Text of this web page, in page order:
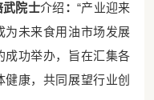
武院士介绍 ： “产业迎来
为未来食用油市场发展
成功举办，旨在汇集各
康，共同展望行业创